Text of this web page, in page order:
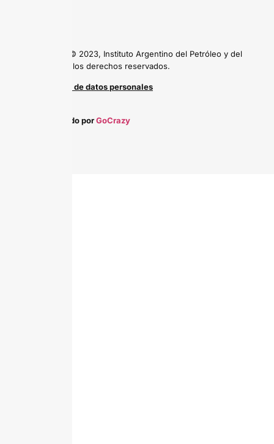
Copyright © 2023, Instituto Argentino del Petróleo y del
Gas, todos los derechos reservados.
Protección de datos personales
Desarrollado porGoCrazy